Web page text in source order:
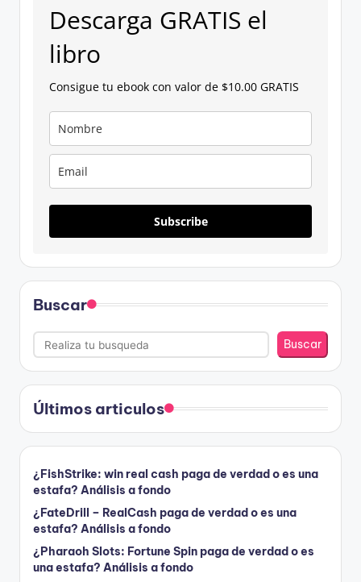
Descarga GRATIS el
libro
Consigue tu ebook con valor de $10.00 GRATIS
Subscribe
Buscar
Buscar
Últimos articulos
¿FishStrike: win real cash paga de verdad o es una
estafa? Análisis a fondo
¿FateDrill – RealCash paga de verdad o es una
estafa? Análisis a fondo
¿Pharaoh Slots: Fortune Spin paga de verdad o es
una estafa? Análisis a fondo